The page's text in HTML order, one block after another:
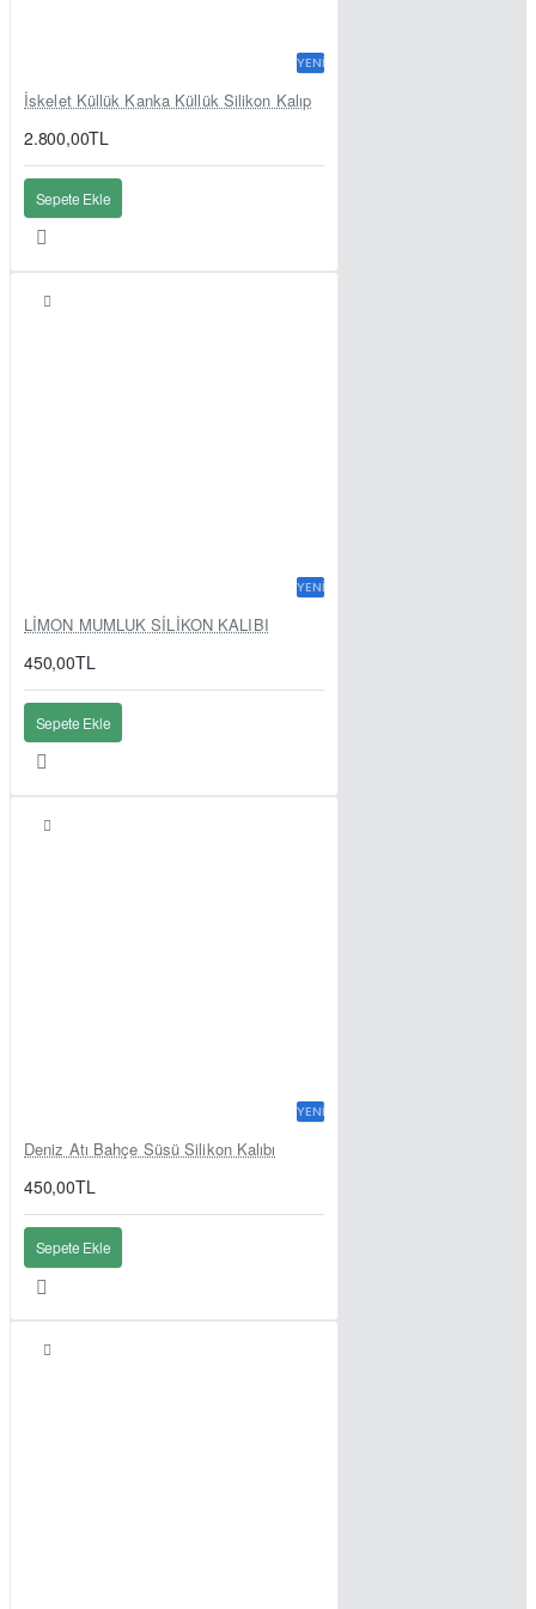
YENI
İskelet Küllük Kanka Küllük Silikon Kalıp
2.800,00TL
Sepete Ekle
YENI
LİMON MUMLUK SİLİKON KALIBI
450,00TL
Sepete Ekle
YENI
Deniz Atı Bahçe Süsü Silikon Kalıbı
450,00TL
Sepete Ekle